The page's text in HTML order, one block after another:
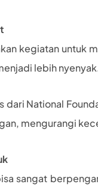
kegiatan untuk
lebih
dari National
mengurangi
sangat